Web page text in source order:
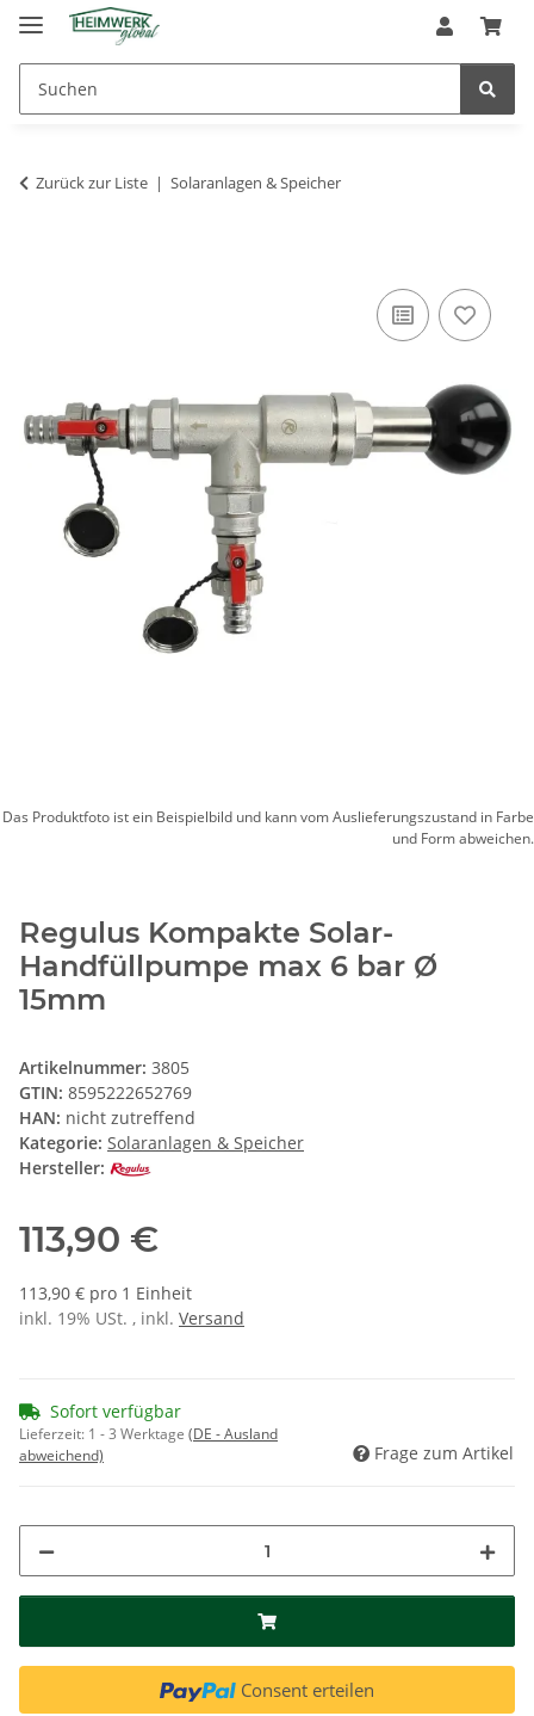
Zurück zur Liste Solaranlagen & Speicher
Das Produktfoto ist ein Beispielbild und kann vom Auslieferungszustand in Farbe
und Form abweichen.
Regulus Kompakte Solar-
Handfüllpumpe max 6 bar Ø
15mm
Artikelnummer: 3805
GTIN: 8595222652769
HAN: nicht zutreffend
Kategorie: Solaranlagen & Speicher
Hersteller:
113,90 €
113,90 € pro 1 Einheit
inkl. 19% USt. , inkl. Versand
Sofort verfügbar
Lieferzeit: 1 - 3 Werktage (DE - Ausland
abweichend)
Frage zum Artikel
Consent erteilen